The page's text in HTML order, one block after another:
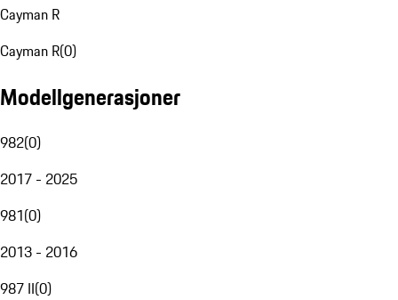
Cayman R
Cayman R(0)
Modellgenerasjoner
982(0)
2017 - 2025
981(0)
2013 - 2016
987 II(0)